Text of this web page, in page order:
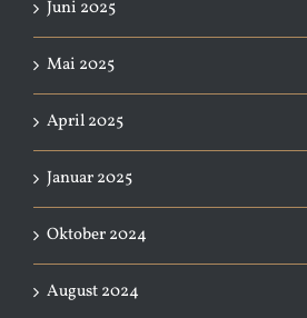
Juni 2025
Mai 2025
April 2025
Januar 2025
Oktober 2024
August 2024